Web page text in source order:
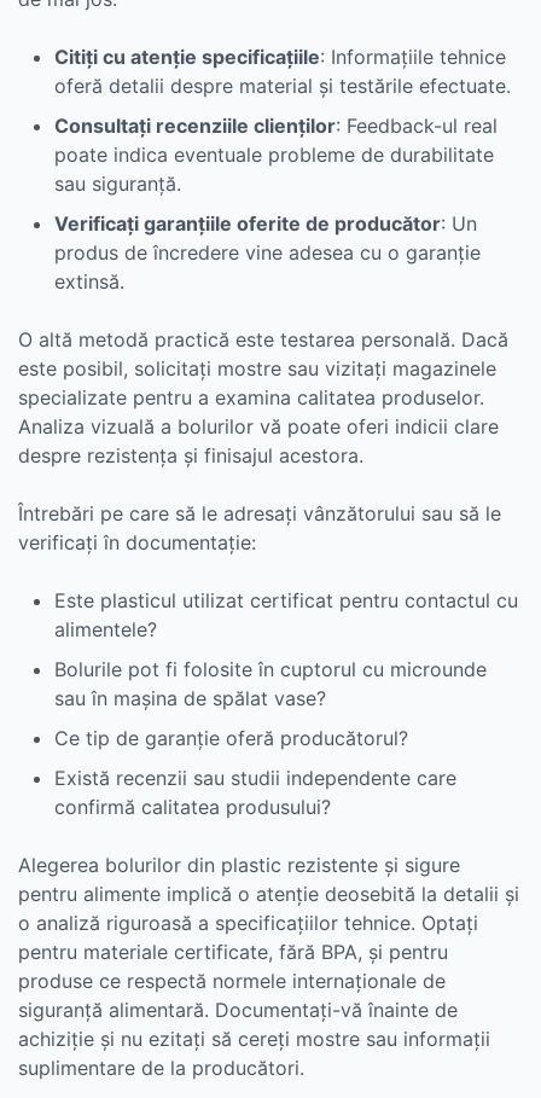
Citiți cu atenție specificațiile: Informațiile tehnice
oferă detalii despre material și testările efectuate.
Consultați recenziile clienților: Feedback-ul real
poate indica eventuale probleme de durabilitate
sau siguranță.
Verificați garanțiile oferite de producător: Un
produs de încredere vine adesea cu o garanție
extinsă.
O altă metodă practică este testarea personală. Dacă
este posibil, solicitați mostre sau vizitați magazinele
specializate pentru a examina calitatea produselor.
Analiza vizuală a bolurilor vă poate oferi indicii clare
despre rezistența și finisajul acestora.
Întrebări pe care să le adresați vânzătorului sau să le
verificați în documentație:
Este plasticul utilizat certificat pentru contactul cu
alimentele?
Bolurile pot fi folosite în cuptorul cu microunde
sau în mașina de spălat vase?
Ce tip de garanție oferă producătorul?
Există recenzii sau studii independente care
confirmă calitatea produsului?
Alegerea bolurilor din plastic rezistente și sigure
pentru alimente implică o atenție deosebită la detalii și
o analiză riguroasă a specificațiilor tehnice. Optați
pentru materiale certificate, fără BPA, și pentru
produse ce respectă normele internaționale de
siguranță alimentară. Documentați-vă înainte de
achiziție și nu ezitați să cereți mostre sau informații
suplimentare de la producători.